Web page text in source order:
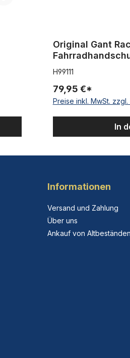
Original Gant
H99111
79,95 €*
Preise inkl. MwSt.
In
Informationen
Versand und Zahlung
Über uns
Ankauf von